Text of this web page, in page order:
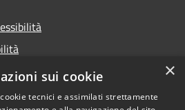
×
sui cookie
tecnici e assimilati strettamente